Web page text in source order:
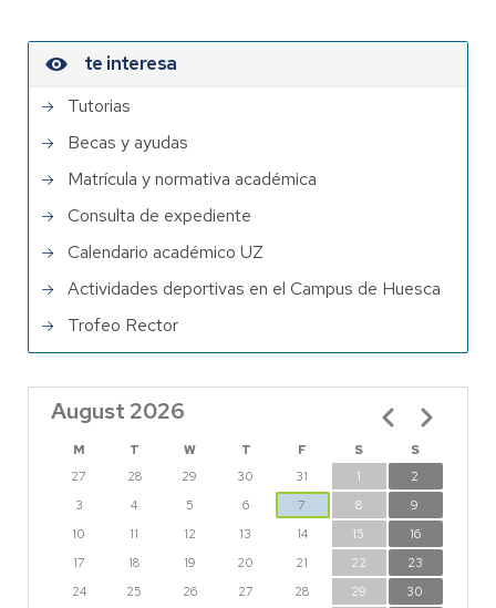
te interesa
Tutorias
Becas y ayudas
Matrícula y normativa académica
Consulta de expediente
Calendario académico UZ
Actividades deportivas en el Campus de Huesca
Trofeo Rector
August 2026
M T W T F S
S
27
28 29 30 31 1
2
3
4 5 6 7 8
9
10
11 12 13 14 15
16
17
18 19 20 21 22
23
24
25 26 27 28 29 30
Pagination